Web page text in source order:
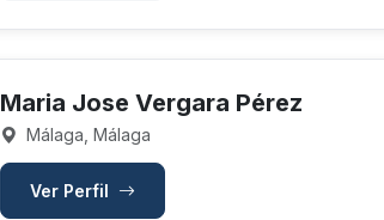
Maria Jose Vergara Pérez
Málaga, Málaga
Ver Perfil